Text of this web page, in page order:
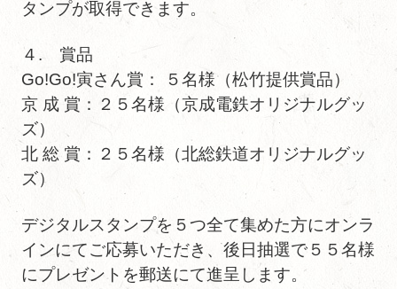
タンプが取得できます。
４. 賞品
Go!Go!寅さん賞： ５名様（松竹提供賞品）
京 成 賞：２５名様（京成電鉄オリジナルグッ
ズ）
北 総 賞：２５名様（北総鉄道オリジナルグッ
ズ）
デジタルスタンプを５つ全て集めた方にオンラ
インにてご応募いただき、後日抽選で５５名様
にプレゼントを郵送にて進呈します。